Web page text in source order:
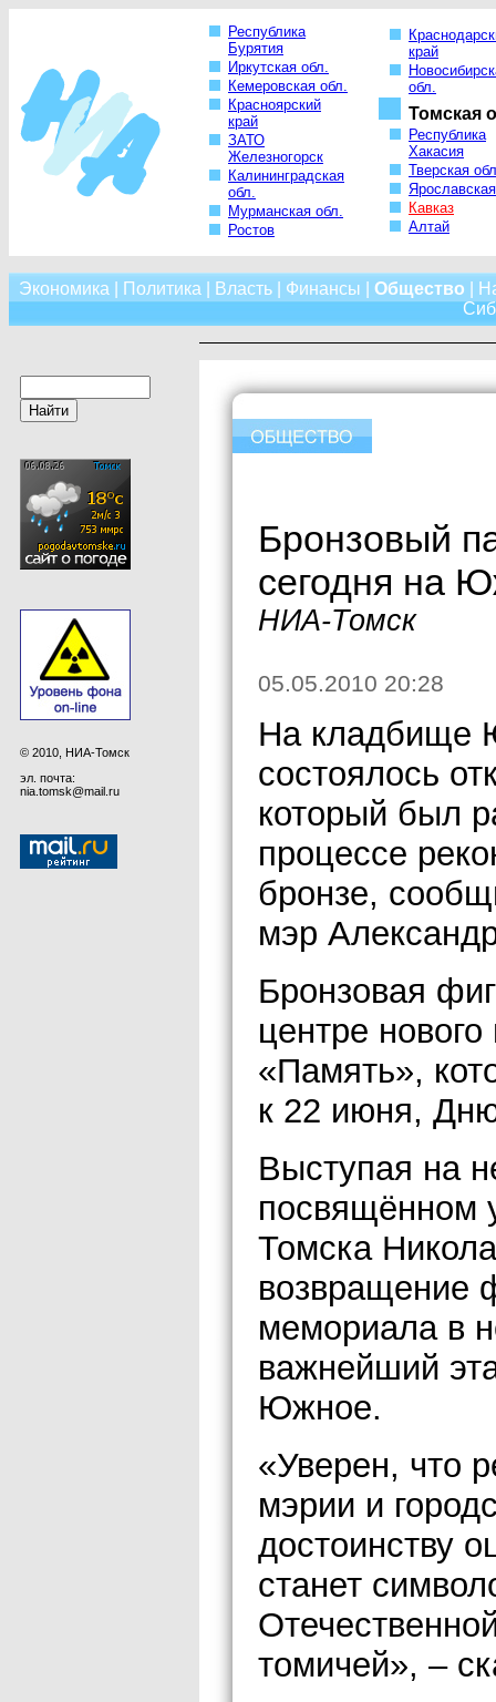
Республика
Бурятия
Иркутская обл.
Кемеровская обл.
Красноярский
край
ЗАТО
Железногорск
Калининградская
обл.
Мурманская обл.
Ростов
край
обл.
Томская
Республика
Хакасия
Тверская
Кавказ
Алтай
Экономика Политика Власть| Финансы Общество
© 2010, НИА-Томск
эл. почта:
nia.tomsk@mail.ru
Бронзовый
сегодня на
НИА-Томск
05.05.2010 20:28
На кладбище
состоялось
который был
процессе
бронзе,
мэр
Бронзовая
центре
«Память»,
к 22 июня,
Выступая на
посвящённом
Томска
возвращение
мемориала в
важнейший
Южное.
«Уверен, что
мэрии и
достоинству
станет
томичей», –